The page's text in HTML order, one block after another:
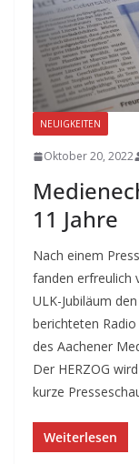
NEUIGKEITEN
Oktober 20, 2022
11 Jahre
Nach einem
fanden erfreulich
ULK-Jubiläum
berichteten
des Aachener
Der HERZOG
kurze
Weiterlesen